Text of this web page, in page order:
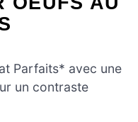
Parfaits* avec une
un contraste